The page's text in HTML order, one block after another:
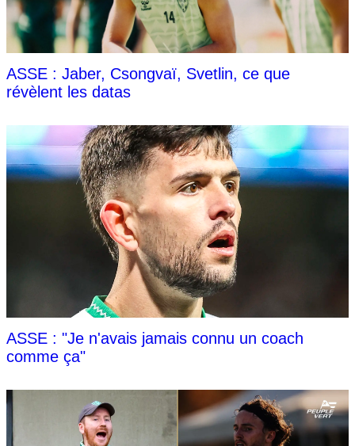
ASSE : Jaber, Csongvaï, Svetlin, ce que
révèlent les datas
ASSE : "Je n'avais jamais connu un coach
comme ça"